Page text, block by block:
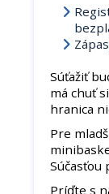
Súťažiť
má chuť
hranica
Pre
Súčasťou
Príďte s